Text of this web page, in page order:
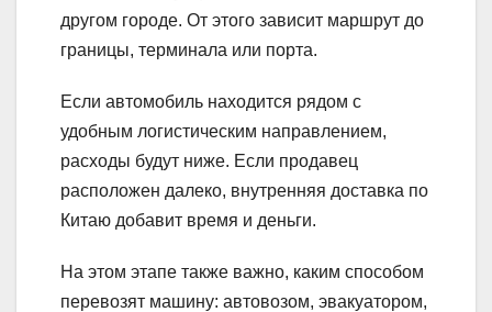
другом городе. От этого зависит маршрут до
границы, терминала или порта.
Если автомобиль находится рядом с
удобным логистическим направлением,
расходы будут ниже. Если продавец
расположен далеко, внутренняя доставка по
Китаю добавит время и деньги.
На этом этапе также важно, каким способом
перевозят машину: автовозом, эвакуатором,